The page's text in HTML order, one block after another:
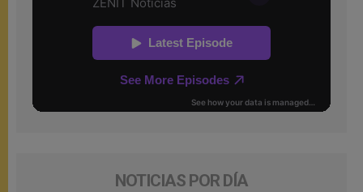
NOTICIAS POR DÍA